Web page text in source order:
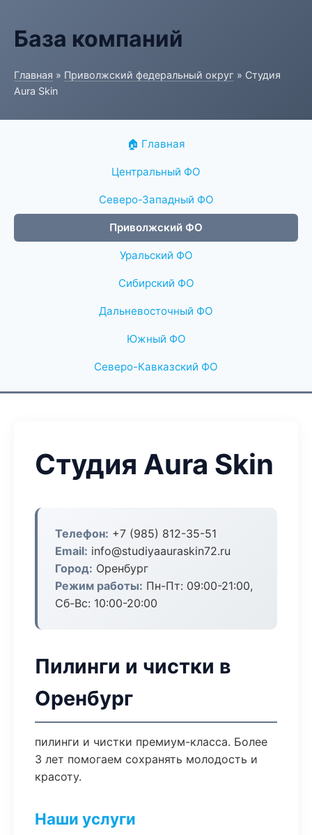
База компаний
Главная » Приволжский федеральный округ » Студия
Aura Skin
🏠 Главная
Центральный ФО
Северо-Западный ФО
Приволжский ФО
Уральский ФО
Сибирский ФО
Дальневосточный ФО
Южный ФО
Северо-Кавказский ФО
Студия Aura Skin
Телефон: +7 (985) 812-35-51
Email: info@studiyaauraskin72.ru
Город: Оренбург
Режим работы: Пн-Пт: 09:00-21:00,
Сб-Вс: 10:00-20:00
Пилинги и чистки в
Оренбург
пилинги и чистки премиум-класса. Более
3 лет помогаем сохранять молодость и
красоту.
Наши услуги